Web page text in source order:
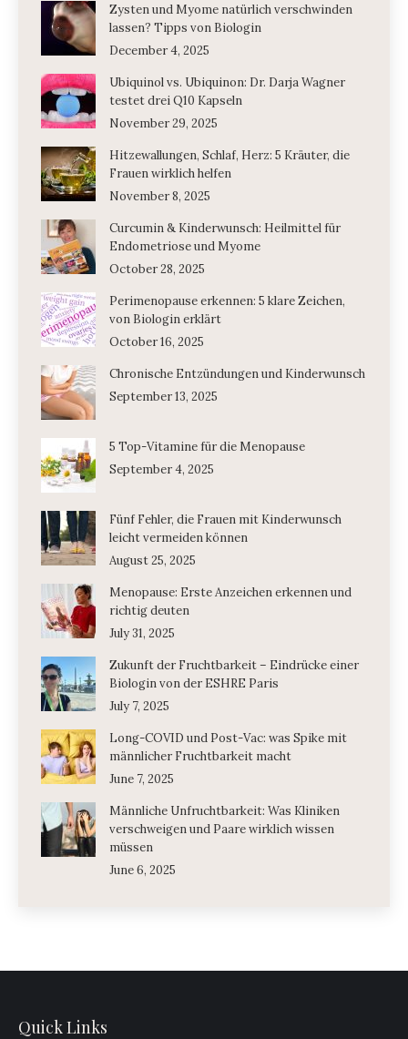
Zysten und Myome natürlich verschwinden
lassen? Tipps von Biologin
December 4, 2025
Ubiquinol vs. Ubiquinon: Dr. Darja Wagner
testet drei Q10 Kapseln
November 29, 2025
Hitzewallungen, Schlaf, Herz: 5 Kräuter, die
Frauen wirklich helfen
November 8, 2025
Curcumin & Kinderwunsch: Heilmittel für
Endometriose und Myome
October 28, 2025
Perimenopause erkennen: 5 klare Zeichen,
von Biologin erklärt
October 16, 2025
Chronische Entzündungen und Kinderwunsch
September 13, 2025
5 Top-Vitamine für die Menopause
September 4, 2025
Fünf Fehler, die Frauen mit Kinderwunsch
leicht vermeiden können
August 25, 2025
Menopause: Erste Anzeichen erkennen und
richtig deuten
July 31, 2025
Zukunft der Fruchtbarkeit – Eindrücke einer
Biologin von der ESHRE Paris
July 7, 2025
Long-COVID und Post-Vac: was Spike mit
männlicher Fruchtbarkeit macht
June 7, 2025
Männliche Unfruchtbarkeit: Was Kliniken
verschweigen und Paare wirklich wissen
müssen
June 6, 2025
Quick Links